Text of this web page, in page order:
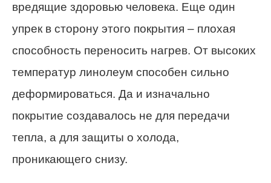
вредящие здоровью человека. Еще один
упрек в сторону этого покрытия – плохая
способность переносить нагрев. От высоких
температур линолеум способен сильно
деформироваться. Да и изначально
покрытие создавалось не для передачи
тепла, а для защиты о холода,
проникающего снизу.